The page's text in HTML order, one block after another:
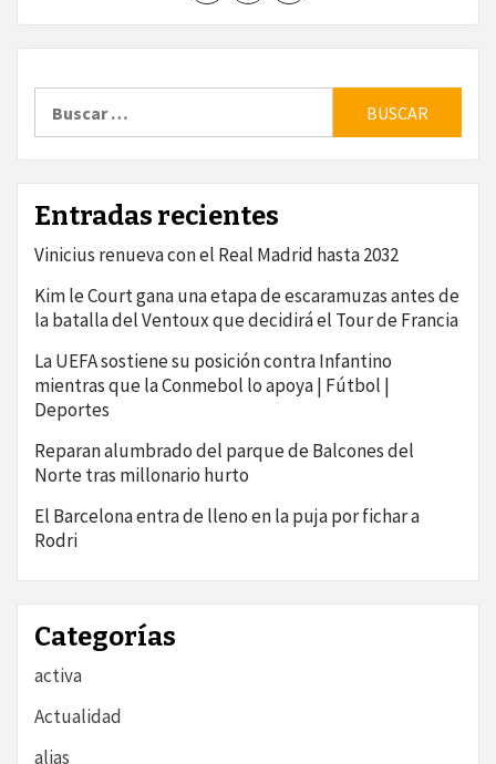
Entradas recientes
Vinicius renueva con el Real Madrid hasta 2032
Kim le Court gana una etapa de escaramuzas antes de
la batalla del Ventoux que decidirá el Tour de Francia
La UEFA sostiene su posición contra Infantino
mientras que la Conmebol lo apoya | Fútbol |
Deportes
Reparan alumbrado del parque de Balcones del
Norte tras millonario hurto
El Barcelona entra de lleno en la puja por fichar a
Rodri
Categorías
activa
Actualidad
alias